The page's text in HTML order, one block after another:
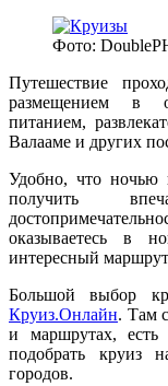
Фото:
Путешествие
размещением в
питанием,
Валааме и других
Удобно, что ночью
получить
оказываетесь в
интересный
Большой выбор
Круиз.Онлайн. Там
и маршрутах,
подобрать круиз
городов.